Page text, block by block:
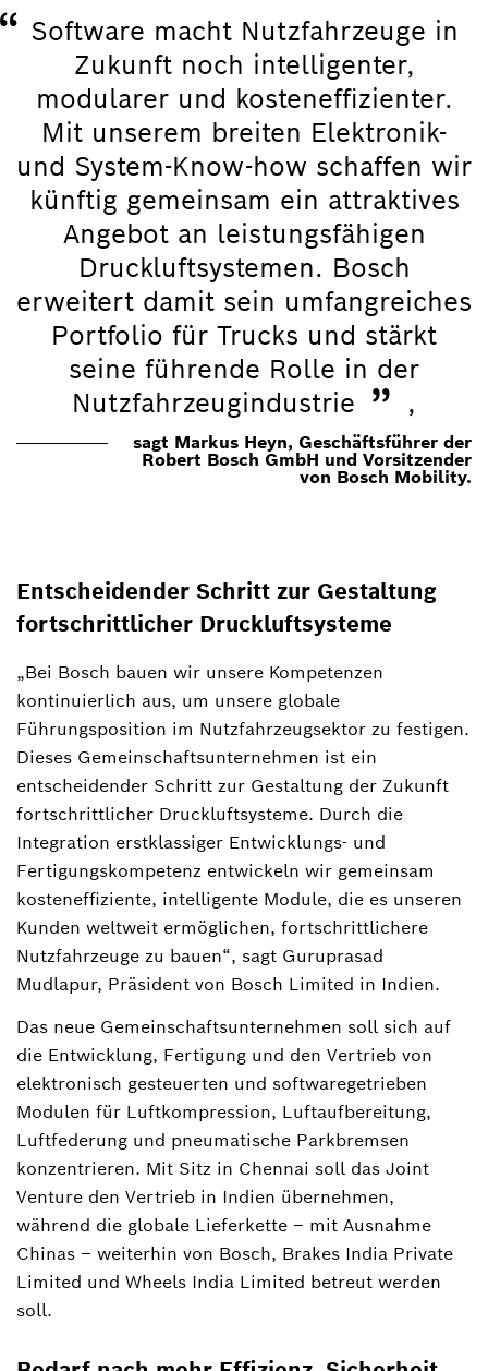
Software macht Nutzfahrzeuge in
Zukunft noch intelligenter,
modularer und kosteneffizienter.
Mit unserem breiten Elektronik-
und System-Know-how schaffen wir
künftig gemeinsam ein attraktives
Angebot an leistungsfähigen
Druckluftsystemen. Bosch
erweitert damit sein umfangreiches
Portfolio für Trucks und stärkt
seine führende Rolle in der
Nutzfahrzeugindustrie ” ,
sagt Markus Heyn, Geschäftsführer der
Robert Bosch GmbH und Vorsitzender
von Bosch Mobility.
Entscheidender Schritt zur Gestaltung
fortschrittlicher Druckluftsysteme
„Bei Bosch bauen wir unsere Kompetenzen
kontinuierlich aus, um unsere globale
Führungsposition im Nutzfahrzeugsektor zu festigen.
Dieses Gemeinschaftsunternehmen ist ein
entscheidender Schritt zur Gestaltung der Zukunft
fortschrittlicher Druckluftsysteme. Durch die
Integration erstklassiger Entwicklungs- und
Fertigungskompetenz entwickeln wir gemeinsam
kosteneffiziente, intelligente Module, die es unseren
Kunden weltweit ermöglichen, fortschrittlichere
Nutzfahrzeuge zu bauen“, sagt Guruprasad
Mudlapur, Präsident von Bosch Limited in Indien.
Das neue Gemeinschaftsunternehmen soll sich auf
die Entwicklung, Fertigung und den Vertrieb von
elektronisch gesteuerten und softwaregetrieben
Modulen für Luftkompression, Luftaufbereitung,
Luftfederung und pneumatische Parkbremsen
konzentrieren. Mit Sitz in Chennai soll das Joint
Venture den Vertrieb in Indien übernehmen,
während die globale Lieferkette – mit Ausnahme
Chinas – weiterhin von Bosch, Brakes India Private
Limited und Wheels India Limited betreut werden
soll.